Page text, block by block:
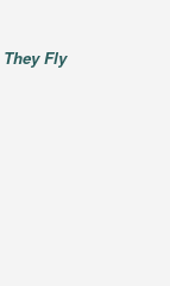
They Fly